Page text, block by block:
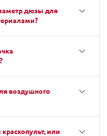
дюзы для
воздушного
или